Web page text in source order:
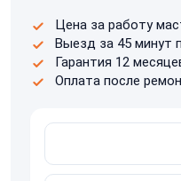
Цена за работу
Выезд за 45 минут
Гарантия 12
Оплата после